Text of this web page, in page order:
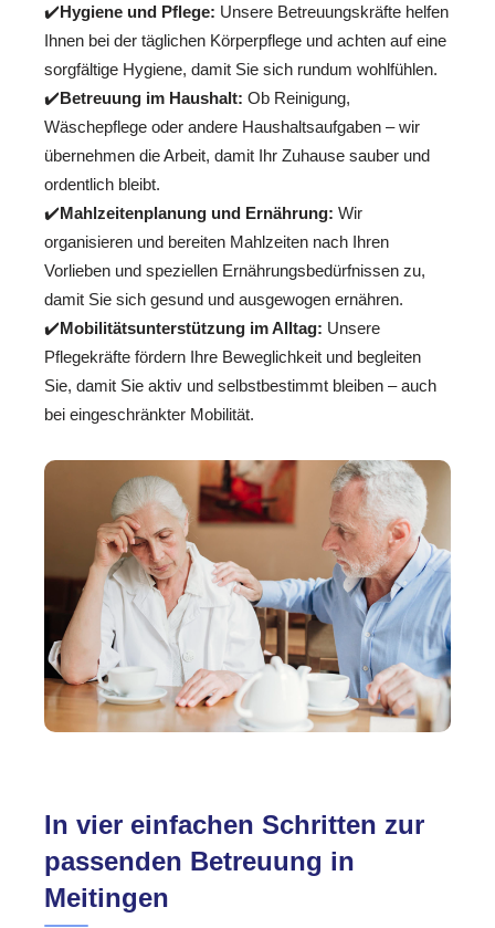
✔️Hygiene und Pflege: Unsere Betreuungskräfte helfen
Ihnen bei der täglichen Körperpflege und achten auf eine
sorgfältige Hygiene, damit Sie sich rundum wohlfühlen.
✔️Betreuung im Haushalt: Ob Reinigung,
Wäschepflege oder andere Haushaltsaufgaben – wir
übernehmen die Arbeit, damit Ihr Zuhause sauber und
ordentlich bleibt.
✔️Mahlzeitenplanung und Ernährung: Wir
organisieren und bereiten Mahlzeiten nach Ihren
Vorlieben und speziellen Ernährungsbedürfnissen zu,
damit Sie sich gesund und ausgewogen ernähren.
✔️Mobilitätsunterstützung im Alltag: Unsere
Pflegekräfte fördern Ihre Beweglichkeit und begleiten
Sie, damit Sie aktiv und selbstbestimmt bleiben – auch
bei eingeschränkter Mobilität.
In vier einfachen Schritten zur
passenden Betreuung in
Meitingen